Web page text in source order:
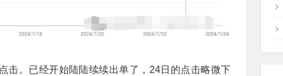
击。已经开始陆陆续续出单了，24日的点击略微下